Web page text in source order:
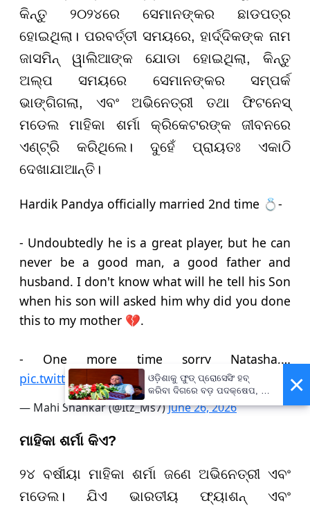
କିନ୍ତୁ ୨୦୨୪ରେ ସେମାନଙ୍କର ଛାଡପତ୍ର
ହୋଇଥିଲା। ପରବର୍ତ୍ତୀ ସମୟରେ, ହାର୍ଦ୍ଦିକଙ୍କ ନାମ
ଜାସମିନ୍ ୱାଲିଆଙ୍କ ଯୋଡା ହୋଇଥିଲା, କିନ୍ତୁ
ଅଲ୍ପ ସମୟରେ ସେମାନଙ୍କର ସମ୍ପର୍କ
ଭାଙ୍ଗିଗଲା, ଏବଂ ଅଭିନେତ୍ରୀ ତଥା ଫିଟନେସ୍
ମଡେଲ ମାହିକା ଶର୍ମା କ୍ରିକେଟରଙ୍କ ଜୀବନରେ
ଏଣ୍ଟ୍ରି କରିଥିଲେ। ଦୁହେଁ ପ୍ରାୟତଃ ଏକାଠି
ଦେଖାଯାଆନ୍ତି।
Hardik Pandya officially married 2nd time 💍-
- Undoubtedly he is a great player, but he can
never be a good man, a good father and
husband. I don't know what will he tell his Son
when his son will asked him why did you done
this to my mother 💔.
- One more time sorry Natasha,…
pic.twitter.com/MOuKMwGcD3
— Mahi Shankar (@Itz_Ms7)June 26, 2026
ମାହିକା ଶର୍ମା କିଏ?
୨୪ ବର୍ଷୀୟା ମାହିକା ଶର୍ମା ଜଣେ ଅଭିନେତ୍ରୀ ଏବଂ
ମଡେଲ। ଯିଏ ଭାରତୀୟ ଫ୍ୟାଶନ୍ ଏବଂ
×
ଓଡ଼ିଶାକୁ ଫୁଡ୍ ପ୍ରୋସେସିଂ ହବ୍
କରିବା ଦିଗରେ ବଡ଼ ପଦକ୍ଷେପ, ୪୨